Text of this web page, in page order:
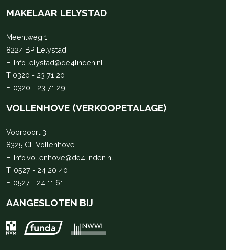
MAKELAAR LELYSTAD
Meentweg 1
8224 BP Lelystad
E. Info.lelystad@de4linden.nl
T 0320 - 23 71 20
F. 0320 - 23 71 29
VOLLENHOVE (VERKOOPETALAGE)
Voorpoort 3
8325 CL Vollenhove
E. Info.vollenhove@de4linden.nl
T. 0527 - 24 20 40
F. 0527 - 24 11 61
AANGESLOTEN BIJ